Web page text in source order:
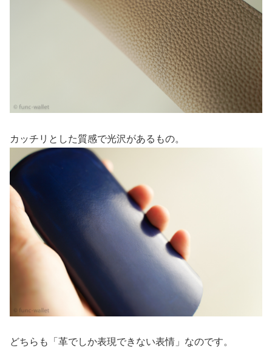
カッチリとした質感で光沢があるもの。
どちらも「革でしか表現できない表情」なのです。